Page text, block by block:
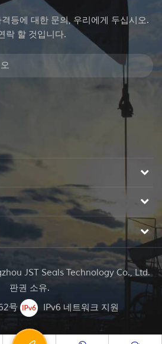
등에 대한 문의, 우리에게 두십시오.
락 할 것입니다.
JST Seals Technology Co., Ltd.
판권 소유.
号
IPv6 네트워크 지원